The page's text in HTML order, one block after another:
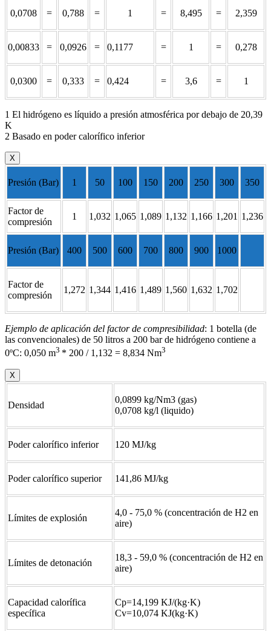
0,0708 = 0,788 = 1 = 8,495 = 2,359
0,00833 = 0,0926 = 0,1177 = 1 = 0,278
0,0300 = 0,333 = 0,424 = 3,6 = 1
1 El hidrógeno es líquido a presión atmosférica por debajo de 20,39
K
2 Basado en poder calorífico inferior
X
Presión (Bar) 1 50 100 150 200 250 300 350
Factor de
compresión
1 1,032 1,065 1,089 1,132 1,166 1,201 1,236
Presión (Bar) 400 500 600 700 800 900 1000
Factor de
compresión
1,272 1,344 1,416 1,489 1,560 1,632 1,702
Ejemplo de aplicación del factor de compresibilidad: 1 botella (de
las convencionales) de 50 litros a 200 bar de hidrógeno contiene a
0ºC: 0,050 m3 * 200 / 1,132 = 8,834 Nm3
X
Densidad
0,0899 kg/Nm3 (gas)
0,0708 kg/l (liquido)
Poder calorífico inferior 120 MJ/kg
Poder calorífico superior 141,86 MJ/kg
Límites de explosión
4,0 - 75,0 % (concentración de H2 en
aire)
Límites de detonación
18,3 - 59,0 % (concentración de H2 en
aire)
Capacidad calorífica
específica
Cp=14,199 KJ/(kg·K)
Cv=10,074 KJ(kg·K)